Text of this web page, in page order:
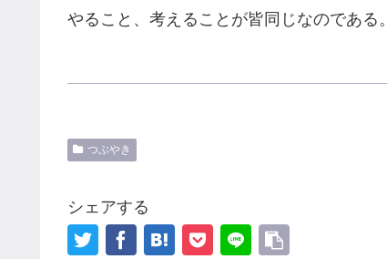
やること、考えることが皆同じなのである。
つぶやき
シェアする